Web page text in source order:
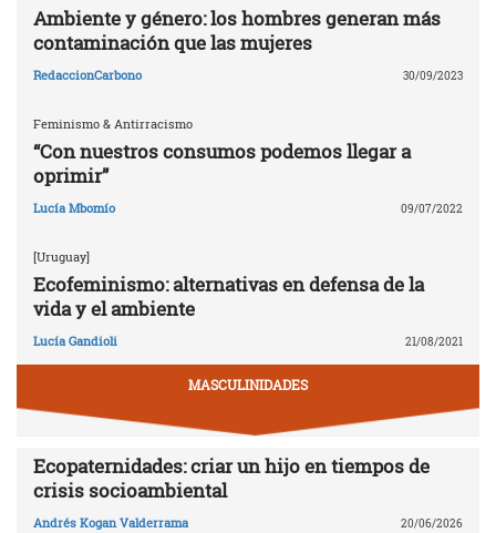
Ambiente y género: los hombres generan más
contaminación que las mujeres
RedaccionCarbono 30/09/2023
Feminismo & Antirracismo
“Con nuestros consumos podemos llegar a
oprimir”
Lucía Mbomío 09/07/2022
[Uruguay]
Ecofeminismo: alternativas en defensa de la
vida y el ambiente
Lucía Gandioli 21/08/2021
MASCULINIDADES
Ecopaternidades: criar un hijo en tiempos de
crisis socioambiental
Andrés Kogan Valderrama 20/06/2026